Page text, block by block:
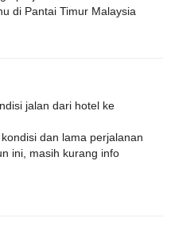
di Pantai Timur Malaysia
jalan dari hotel ke
dan lama perjalanan
ini, masih kurang info